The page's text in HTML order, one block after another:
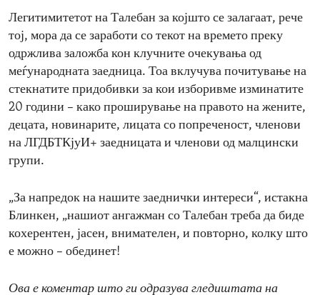
Легитимитетот на Талебан за којшто се залагаат, рече
тој, мора да се заработи со текот на времето преку
одржлива заложба кон клучните очекувања од
меѓународната заедница. Тоа вклучува почитување на
стекнатите придобивки за кои изборивме изминатите
20 години – како проширување на правото на жените,
децата, новинарите, лицата со попреченост, членови
на ЛГДБТКјуИ+ заедницата и членови од малцински
групи.
„За напредок на нашите заеднички интереси“, истакна
Блинкен, „нашиот ангажман со Талебан треба да биде
кохерентен, јасен, внимателен, и повторно, колку што
е можно – обединет!
Ова е коментар што ги одразува гледиштата на